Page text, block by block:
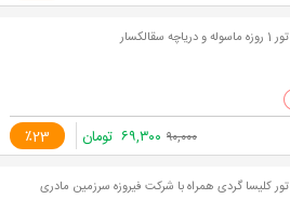
تور 1 روزه ماسوله و دریاچه سقالکسار
٪23 ۹۰,۰۰۰ ۶۹,۳۰۰ تومان
تور کلیسا گردی همراه با شرکت فیروزه سرزمین مادری